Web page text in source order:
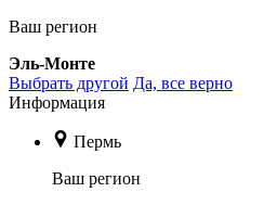
Ваш регион
Эль-Монте
Выбрать другой Да, все верно
Информация
Пермь
Ваш регион